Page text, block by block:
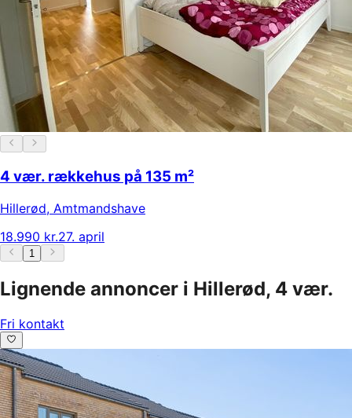
4 vær. rækkehus på 135 m²
Hillerød, Amtmandshave
18.990 kr.27. april
1
Lignende annoncer i Hillerød, 4 vær.
Fri kontakt